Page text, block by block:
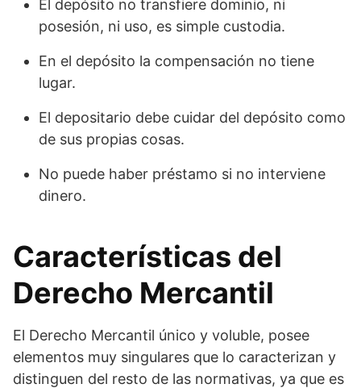
El depósito no transfiere dominio, ni
posesión, ni uso, es simple custodia.
En el depósito la compensación no tiene
lugar.
El depositario debe cuidar del depósito como
de sus propias cosas.
No puede haber préstamo si no interviene
dinero.
Características del
Derecho Mercantil
El Derecho Mercantil único y voluble, posee
elementos muy singulares que lo caracterizan y
distinguen del resto de las normativas, ya que es